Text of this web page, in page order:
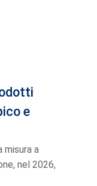
e
misura a
nel 2026,